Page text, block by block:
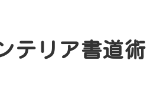
テリア書道術